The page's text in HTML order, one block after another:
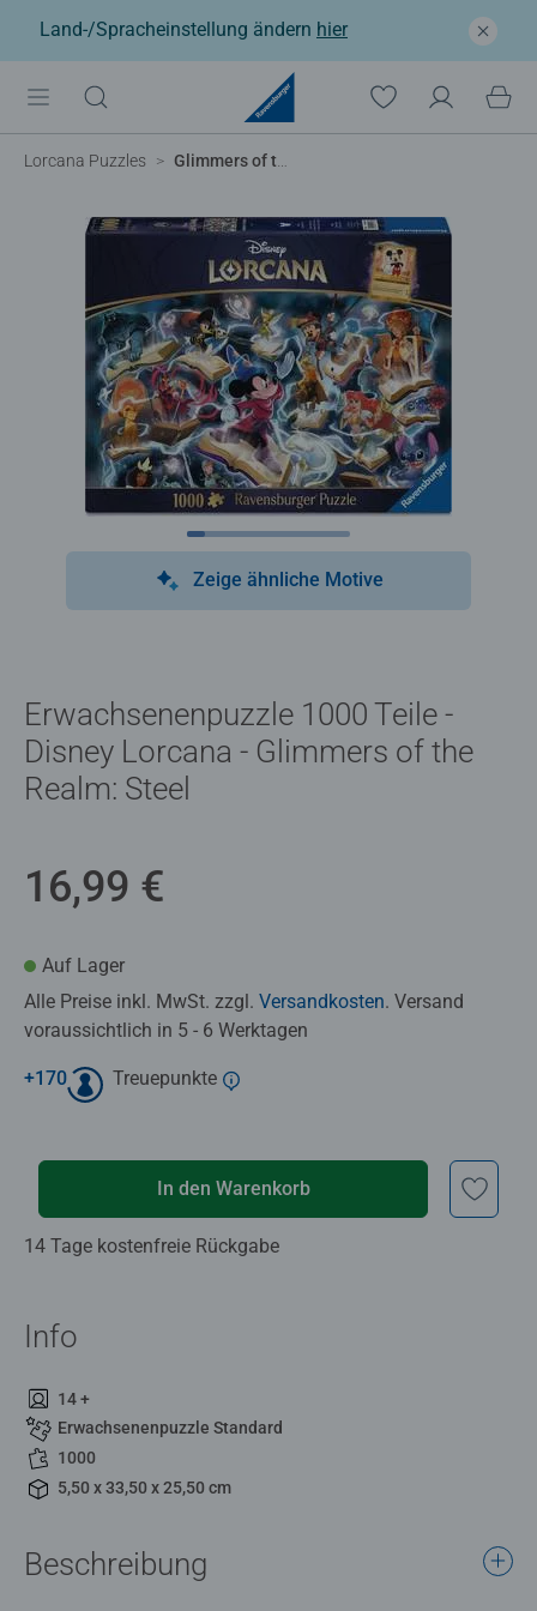
Land-/Spracheinstellung ändern hier
Lorcana Puzzles Glimmers of the Realm: Steel
Zeige ähnliche Motive
Erwachsenenpuzzle 1000 Teile -
Disney Lorcana - Glimmers of the
Realm: Steel
16,99 €
Auf Lager
Alle Preise inkl. MwSt. zzgl. Versandkosten. Versand
voraussichtlich in 5 - 6 Werktagen
+170 Treuepunkte
In den Warenkorb
14 Tage kostenfreie Rückgabe
Info
14 +
Erwachsenenpuzzle Standard
1000
5,50 x 33,50 x 25,50 cm
Beschreibung